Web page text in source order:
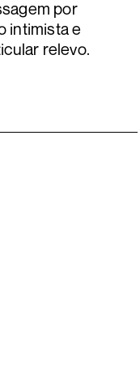
por
intimista e
relevo.